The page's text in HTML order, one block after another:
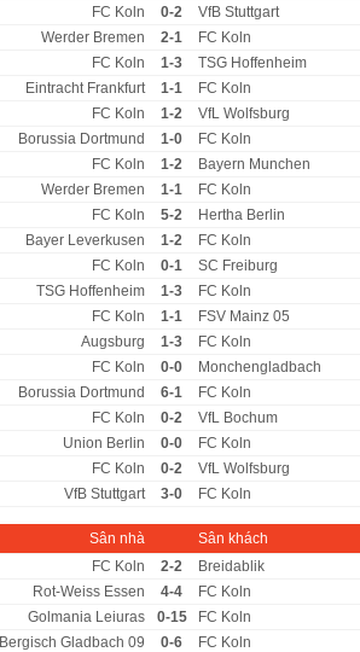
FC Koln 0-2
VfB Stuttgart
Werder Bremen 2-1
FC Koln
FC Koln 1-3
TSG Hoffenheim
Eintracht Frankfurt 1-1
FC Koln
FC Koln 1-2
VfL Wolfsburg
Borussia Dortmund 1-0
FC Koln
FC Koln 1-2
Bayern Munchen
Werder Bremen 1-1
FC Koln
FC Koln 5-2
Hertha Berlin
Bayer Leverkusen 1-2
FC Koln
FC Koln 0-1
SC Freiburg
TSG Hoffenheim 1-3
FC Koln
FC Koln 1-1
FSV Mainz 05
Augsburg 1-3
FC Koln
FC Koln 0-0
Monchengladbach
Borussia Dortmund 6-1
FC Koln
FC Koln 0-2
VfL Bochum
Union Berlin 0-0
FC Koln
FC Koln 0-2
VfL Wolfsburg
VfB Stuttgart 3-0 FC Koln
Sân nhà
Sân khách
FC Koln 2-2
Breidablik
Rot-Weiss Essen 4-4
FC Koln
Golmania Leiuras 0-15
FC Koln
Bergisch Gladbach 09 0-6
FC Koln